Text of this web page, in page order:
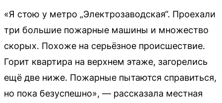
«Я стою у метро „Электрозаводская“. Проехали
три большие пожарные машины и множество
скорых. Похоже на серьёзное происшествие.
Горит квартира на верхнем этаже, загорелись
ещё две ниже. Пожарные пытаются справиться,
но пока безуспешно», — рассказала местная